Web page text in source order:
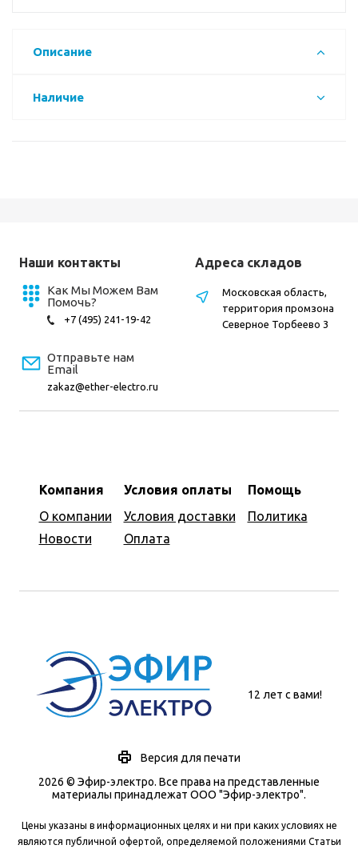
Описание
Наличие
Наши контакты
Как Мы Можем Вам
Помочь?
+7 (495) 241-19-42
Отправьте нам
Email
zakaz@ether-electro.ru
Компания
О компании
Новости
Условия оплаты
Условия доставки
Оплата
Помощь
Политика
Адреса складов
Московская область,
территория промзона
Северное Торбеево 3
12 лет с вами!
Версия для печати
2026 © Эфир-электро. Все права на представленные
материалы принадлежат ООО "Эфир-электро".
Цены указаны в информационных целях и ни при каких условиях не
являются публичной офертой, определяемой положениями Статьи